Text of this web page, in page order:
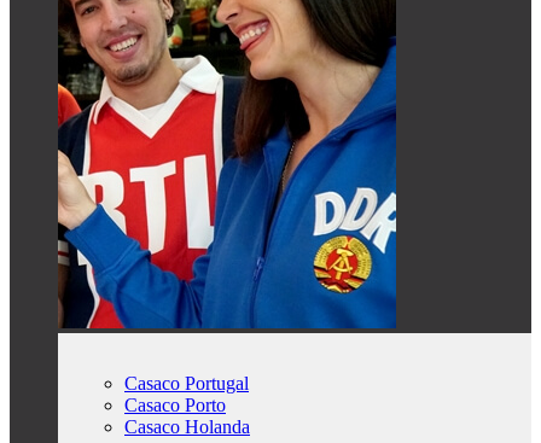
Casaco Portugal
Casaco Porto
Casaco Holanda